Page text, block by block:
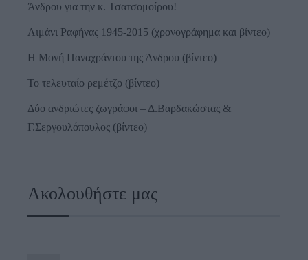
Άνδρου για την κ. Τσατσομοίρου!
Λιμάνι Ραφήνας 1945-2015 (χρονογράφημα και βίντεο)
Η Μονή Παναχράντου της Άνδρου (βίντεο)
Το τελευταίο ρεμέτζο (βίντεο)
Δύο ανδριώτες ζωγράφοι – Δ.Βαρδακώστας &
Γ.Σεργουλόπουλος (βίντεο)
Ακολουθήστε μας